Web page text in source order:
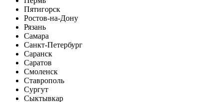
Пятигорск
Ростов-на-Дону
Рязань
Самара
Санкт-Петербург
Саранск
Саратов
Смоленск
Ставрополь
Сургут
Сыктывкар